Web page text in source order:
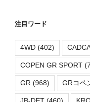
注目ワード
4WD (402)
COPEN GR SPORT
GR (968) GRコペ